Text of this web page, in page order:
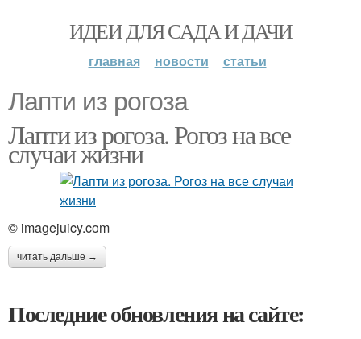
ИДЕИ ДЛЯ САДА И ДАЧИ
главная новости статьи
Лапти из рогоза
Лапти из рогоза. Рогоз на все
случаи жизни
© imagejuicy.com
читать дальше →
Последние обновления на сайте: